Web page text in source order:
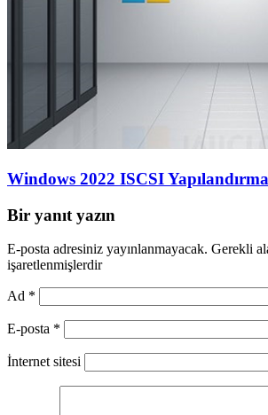
Windows 2022 ISCSI Yapılandırma
Bir yanıt yazın
E-posta adresiniz yayınlanmayacak. Gerekli
işaretlenmişlerdir
Ad *
E-posta *
İnternet sitesi